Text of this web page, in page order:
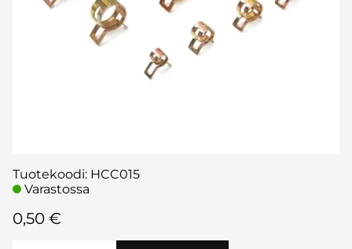
Tuotekoodi: HCC015
Varastossa
0,50 €